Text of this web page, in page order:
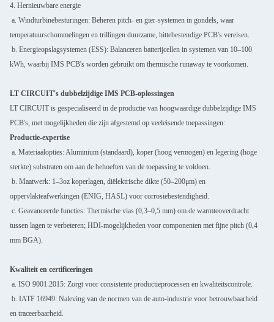
4. Hernieuwbare energie
a. Windturbinebesturingen: Beheren pitch- en gier-systemen in gondels, waar
temperatuurschommelingen en trillingen duurzame, hittebestendige PCB's vereisen.
b. Energieopslagsystemen (ESS): Balanceren batterijcellen in systemen van 10–100
kWh, waarbij IMS PCB's worden gebruikt om thermische runaway te voorkomen.
LT CIRCUIT's dubbelzijdige IMS PCB-oplossingen
LT CIRCUIT is gespecialiseerd in de productie van hoogwaardige dubbelzijdige IMS
PCB's, met mogelijkheden die zijn afgestemd op veeleisende toepassingen:
Productie-expertise
a. Materiaalopties: Aluminium (standaard), koper (hoog vermogen) en legering (hoge
sterkte) substraten om aan de behoeften van de toepassing te voldoen.
b. Maatwerk: 1–3oz koperlagen, diëlektrische dikte (50–200μm) en
oppervlakteafwerkingen (ENIG, HASL) voor corrosiebestendigheid.
c. Geavanceerde functies: Thermische vias (0,3–0,5 mm) om de warmteoverdracht
tussen lagen te verbeteren; HDI-mogelijkheden voor componenten met fijne pitch (0,4
mm BGA).
Kwaliteit en certificeringen
a. ISO 9001:2015: Zorgt voor consistente productieprocessen en kwaliteitscontrole.
b. IATF 16949: Naleving van de normen van de auto-industrie voor betrouwbaarheid
en traceerbaarheid.